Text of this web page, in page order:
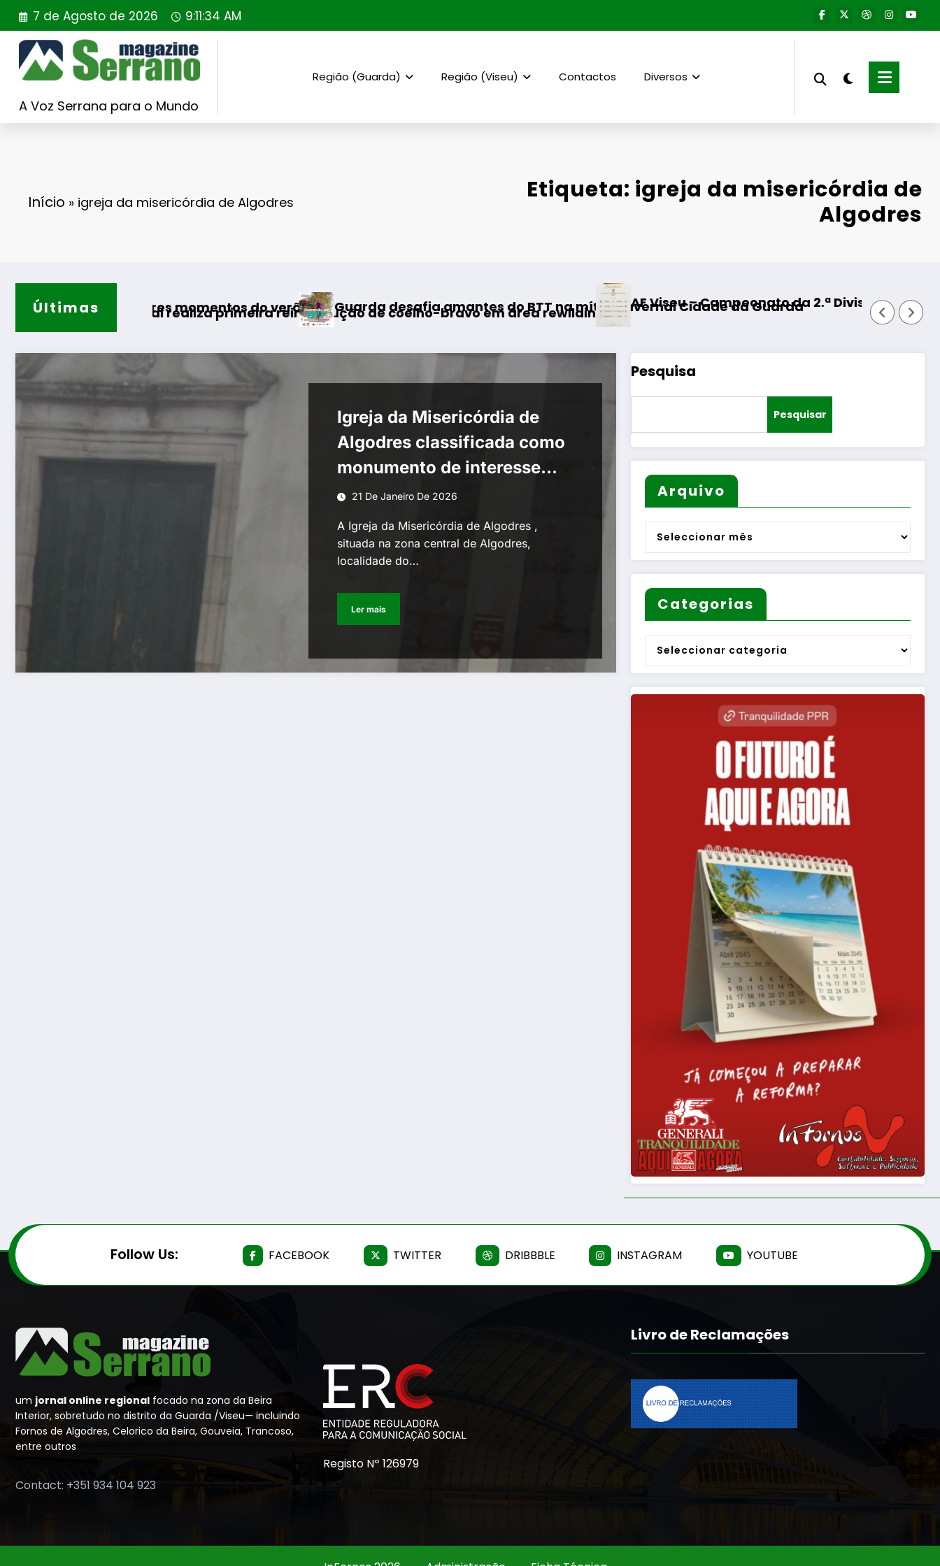
Saltar
para
conteúdo
7 de Agosto de 2026 9:11:35 AM
A Voz Serrana para o Mundo
Região (Guarda) Região (Viseu) Contactos Diversos
Início » igreja da misericórdia de Algodres
Etiqueta: igreja da misericórdia de
Algodres
Últimas
melhores momentos do verão
Portugal realiza primeira reintrodução de coelho-bravo em área rewilding
Guarda desafia amantes do BTT na mítica Invernal Cidade da GuardaAF Viseu – Campeonato da 2.ª Divisão Distrital – ISOJOFER
Fornos de
Igreja da Misericórdia de
Algodres classificada como
monumento de interesse
público
21 De Janeiro De 2026
A Igreja da Misericórdia de Algodres ,
situada na zona central de Algodres,
localidade do…
Ler mais
Pesquisa
Pesquisar
Arquivo
Arquivo
Categorias
Categorias
Follow Us: FACEBOOK TWITTER DRIBBBLE INSTAGRAM YOUTUBE
um jornal online regional focado na zona da Beira
Interior, sobretudo no distrito da Guarda /Viseu— incluindo
Fornos de Algodres, Celorico da Beira, Gouveia, Trancoso,
entre outros
Contact: +351 934 104 923
Registo Nº 126979
Livro de Reclamações